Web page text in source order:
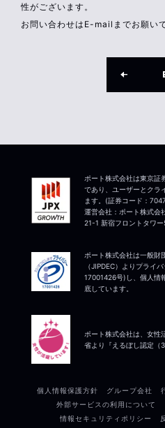
性がございます。
お問い合わせはE-mailまでお願い
ポート株式会社は一般財
（JIPDEC）よりプライ
17001426号)し、個人情
底しています。
ポート株式会社は東京証
であり、ユーザーとクラ
ます。(証券コード：
運営会社：ポート株式会
21-1 新宿フロントタワー
ポート株式会社は、女性
省より『えるぼし認定（
個人情報保護方針 グループ会社
外部サービスの利用について
情報セキュリティポリシー